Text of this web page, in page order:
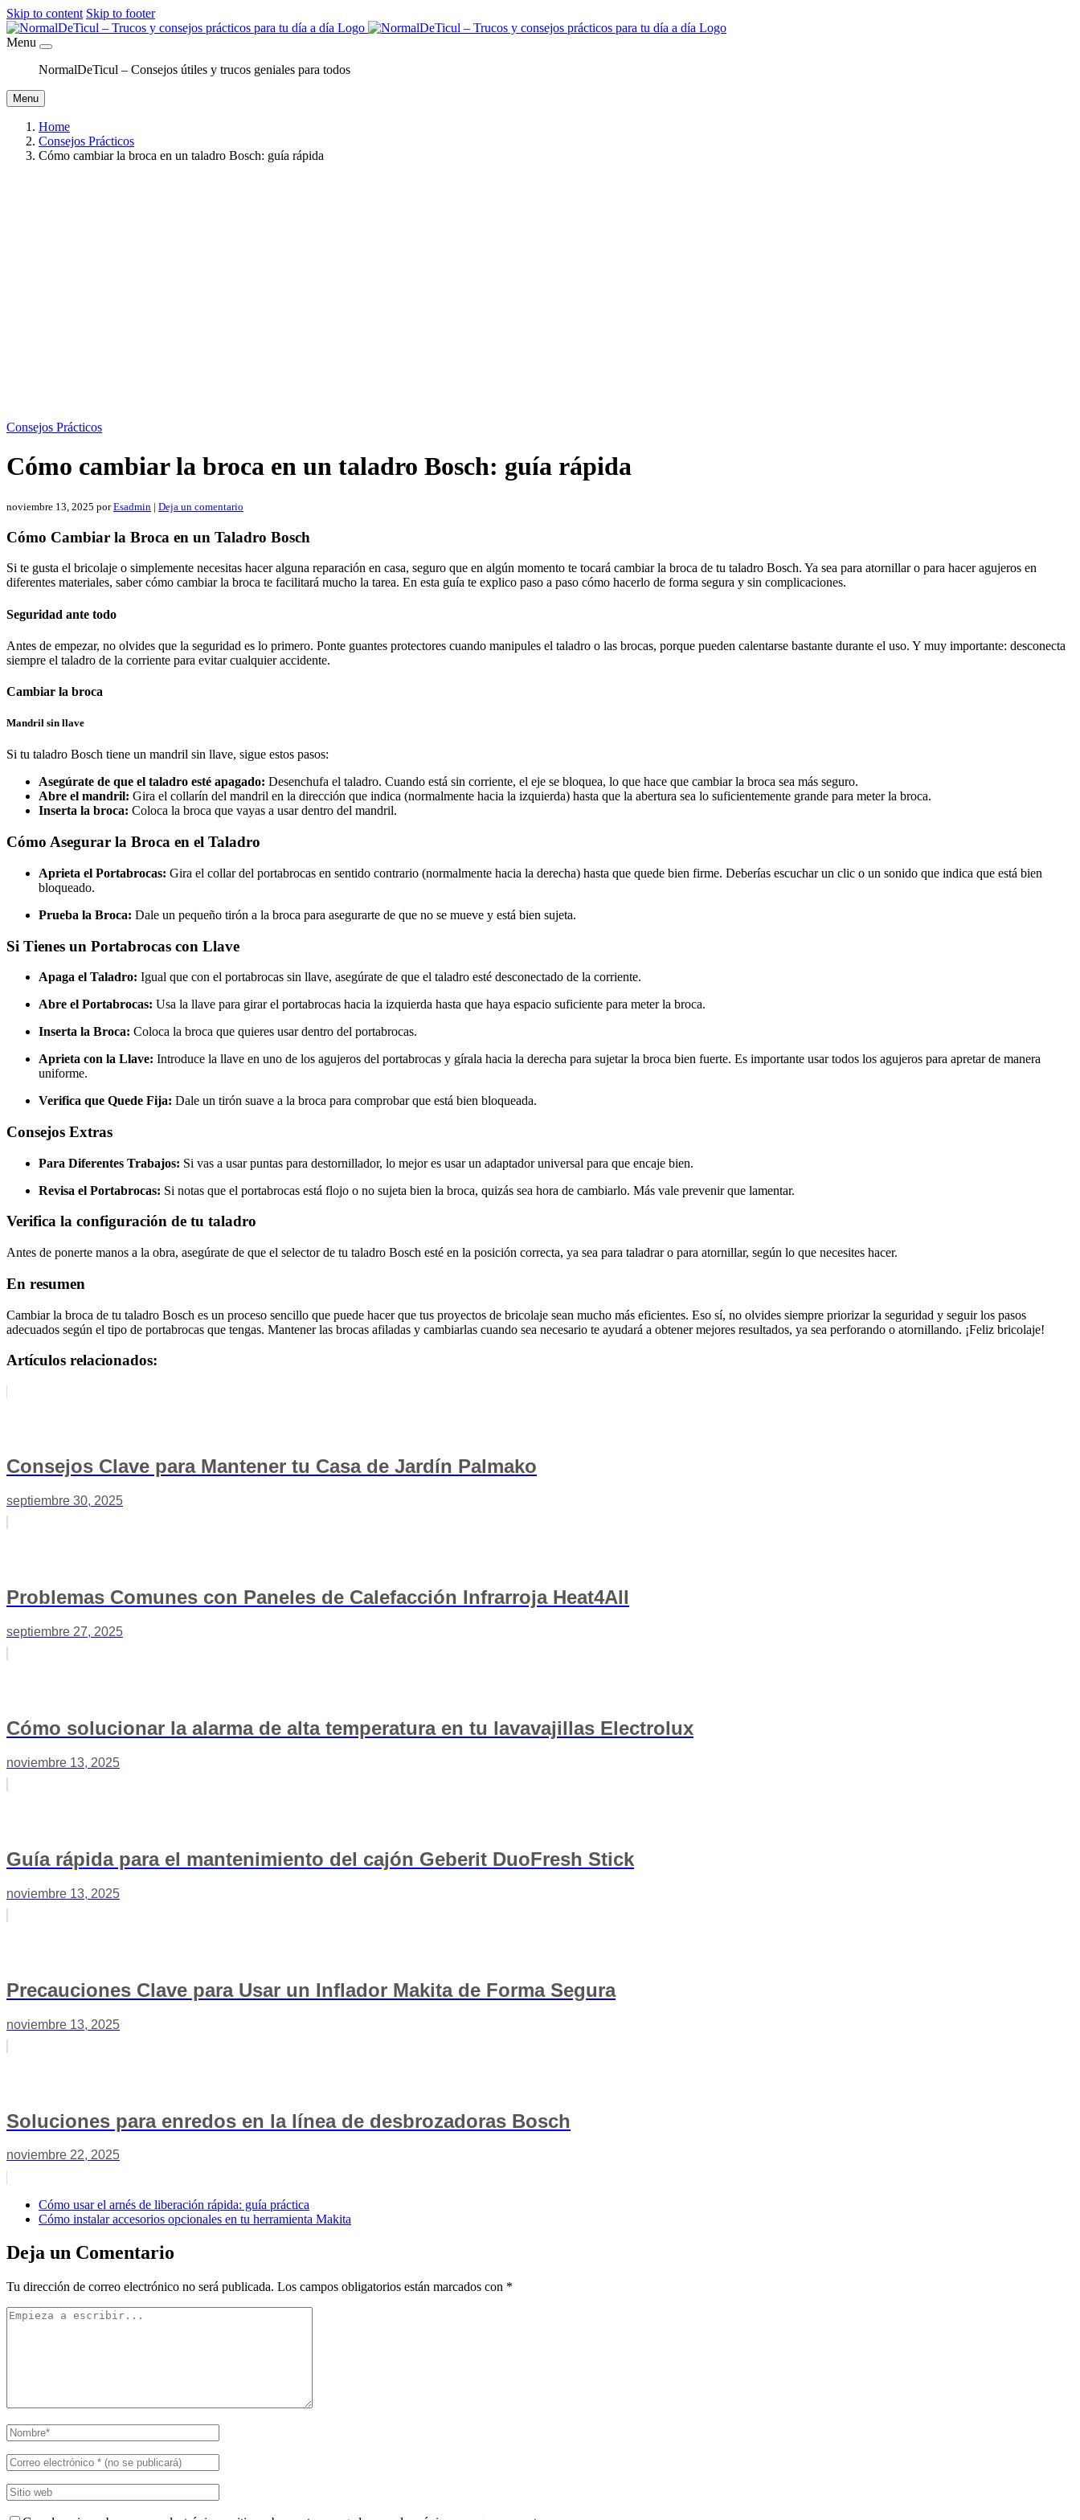
Skip to content Skip to footer
Menu
NormalDeTicul – Consejos útiles y trucos geniales para todos
Menu
Home
Consejos Prácticos
Cómo cambiar la broca en un taladro Bosch: guía rápida
Consejos Prácticos
Cómo cambiar la broca en un taladro Bosch: guía rápida
noviembre 13, 2025 porEsadmin | Deja un comentario
Cómo Cambiar la Broca en un Taladro Bosch
Si te gusta el bricolaje o simplemente necesitas hacer alguna reparación en casa, seguro que en algún momento te tocará cambiar la broca de tu taladro Bosch. Ya sea para atornillar o para hacer agujeros en
diferentes materiales, saber cómo cambiar la broca te facilitará mucho la tarea. En esta guía te explico paso a paso cómo hacerlo de forma segura y sin complicaciones.
Seguridad ante todo
Antes de empezar, no olvides que la seguridad es lo primero. Ponte guantes protectores cuando manipules el taladro o las brocas, porque pueden calentarse bastante durante el uso. Y muy importante: desconecta
siempre el taladro de la corriente para evitar cualquier accidente.
Cambiar la broca
Mandril sin llave
Si tu taladro Bosch tiene un mandril sin llave, sigue estos pasos:
Asegúrate de que el taladro esté apagado: Desenchufa el taladro. Cuando está sin corriente, el eje se bloquea, lo que hace que cambiar la broca sea más seguro.
Abre el mandril: Gira el collarín del mandril en la dirección que indica (normalmente hacia la izquierda) hasta que la abertura sea lo suficientemente grande para meter la broca.
Inserta la broca: Coloca la broca que vayas a usar dentro del mandril.
Cómo Asegurar la Broca en el Taladro
Aprieta el Portabrocas: Gira el collar del portabrocas en sentido contrario (normalmente hacia la derecha) hasta que quede bien firme. Deberías escuchar un clic o un sonido que indica que está bien
bloqueado.
Prueba la Broca: Dale un pequeño tirón a la broca para asegurarte de que no se mueve y está bien sujeta.
Si Tienes un Portabrocas con Llave
Apaga el Taladro: Igual que con el portabrocas sin llave, asegúrate de que el taladro esté desconectado de la corriente.
Abre el Portabrocas: Usa la llave para girar el portabrocas hacia la izquierda hasta que haya espacio suficiente para meter la broca.
Inserta la Broca: Coloca la broca que quieres usar dentro del portabrocas.
Aprieta con la Llave: Introduce la llave en uno de los agujeros del portabrocas y gírala hacia la derecha para sujetar la broca bien fuerte. Es importante usar todos los agujeros para apretar de manera
uniforme.
Verifica que Quede Fija: Dale un tirón suave a la broca para comprobar que está bien bloqueada.
Consejos Extras
Para Diferentes Trabajos: Si vas a usar puntas para destornillador, lo mejor es usar un adaptador universal para que encaje bien.
Revisa el Portabrocas: Si notas que el portabrocas está flojo o no sujeta bien la broca, quizás sea hora de cambiarlo. Más vale prevenir que lamentar.
Verifica la configuración de tu taladro
Antes de ponerte manos a la obra, asegúrate de que el selector de tu taladro Bosch esté en la posición correcta, ya sea para taladrar o para atornillar, según lo que necesites hacer.
En resumen
Cambiar la broca de tu taladro Bosch es un proceso sencillo que puede hacer que tus proyectos de bricolaje sean mucho más eficientes. Eso sí, no olvides siempre priorizar la seguridad y seguir los pasos
adecuados según el tipo de portabrocas que tengas. Mantener las brocas afiladas y cambiarlas cuando sea necesario te ayudará a obtener mejores resultados, ya sea perforando o atornillando. ¡Feliz bricolaje!
Artículos relacionados:
Consejos Clave para Mantener tu Casa de Jardín Palmako
septiembre 30, 2025
Problemas Comunes con Paneles de Calefacción Infrarroja Heat4All
septiembre 27, 2025
Cómo solucionar la alarma de alta temperatura en tu lavavajillas Electrolux
noviembre 13, 2025
Guía rápida para el mantenimiento del cajón Geberit DuoFresh Stick
noviembre 13, 2025
Precauciones Clave para Usar un Inflador Makita de Forma Segura
noviembre 13, 2025
Soluciones para enredos en la línea de desbrozadoras Bosch
noviembre 22, 2025
Cómo usar el arnés de liberación rápida: guía práctica
Cómo instalar accesorios opcionales en tu herramienta Makita
Deja un Comentario
Tu dirección de correo electrónico no será publicada. Los campos obligatorios están marcados con *